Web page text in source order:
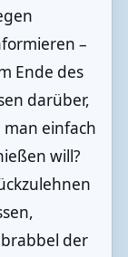
–
Ende des
darüber,
einfach
will?
der